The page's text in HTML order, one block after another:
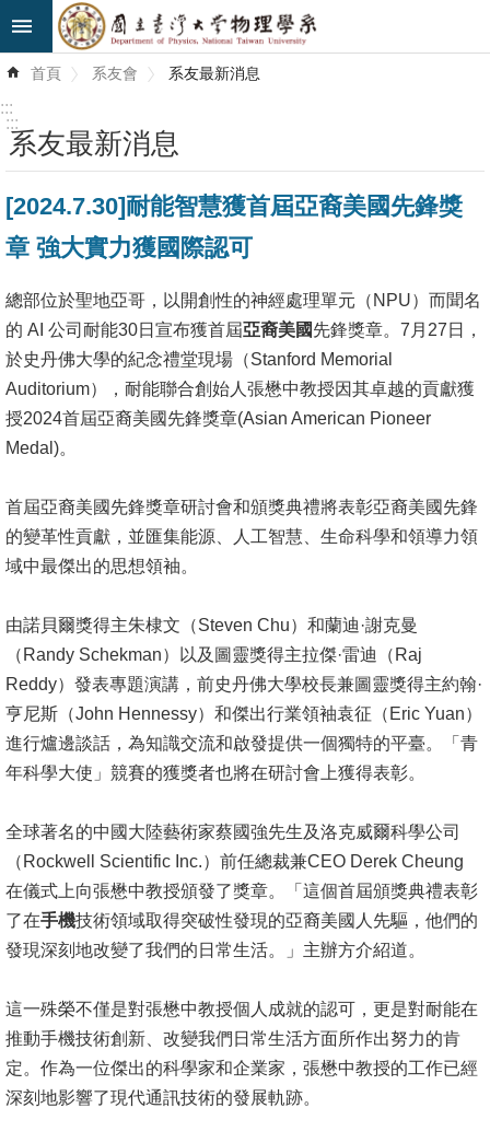
跳到主要內容區塊
階
最
新
消
息
系
所
簡
介
系
成
員
術
招
生
及
程
學
生
事
系
友
會
首頁 系友會 系友最新消息
:::
:::
系友最新消息
[2024.7.30]耐能智慧獲首屆亞裔美國先鋒獎
章 強大實力獲國際認可
總部位於聖地亞哥，以開創性的神經處理單元（NPU）而聞名
的 AI 公司耐能30日宣布獲首屆亞裔美國先鋒獎章。7月27日，
於史丹佛大學的紀念禮堂現場（Stanford Memorial
Auditorium），耐能聯合創始人張懋中教授因其卓越的貢獻獲
授2024首屆亞裔美國先鋒獎章(Asian American Pioneer
Medal)。
首屆亞裔美國先鋒獎章研討會和頒獎典禮將表彰亞裔美國先鋒
的變革性貢獻，並匯集能源、人工智慧、生命科學和領導力領
域中最傑出的思想領袖。
由諾貝爾獎得主朱棣文（Steven Chu）和蘭迪·謝克曼
（Randy Schekman）以及圖靈獎得主拉傑·雷迪（Raj
Reddy）發表專題演講，前史丹佛大學校長兼圖靈獎得主約翰·
亨尼斯（John Hennessy）和傑出行業領袖袁征（Eric Yuan）
進行爐邊談話，為知識交流和啟發提供一個獨特的平臺。「青
年科學大使」競賽的獲獎者也將在研討會上獲得表彰。
全球著名的中國大陸藝術家蔡國強先生及洛克威爾科學公司
（Rockwell Scientific Inc.）前任總裁兼CEO Derek Cheung
在儀式上向張懋中教授頒發了獎章。「這個首屆頒獎典禮表彰
了在手機技術領域取得突破性發現的亞裔美國人先驅，他們的
發現深刻地改變了我們的日常生活。」主辦方介紹道。
這一殊榮不僅是對張懋中教授個人成就的認可，更是對耐能在
推動手機技術創新、改變我們日常生活方面所作出努力的肯
定。作為一位傑出的科學家和企業家，張懋中教授的工作已經
深刻地影響了現代通訊技術的發展軌跡。